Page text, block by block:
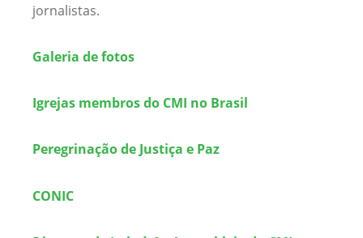
jornalistas.
Galeria de fotos
Igrejas membros do CMI no Brasil
Peregrinação de Justiça e Paz
CONIC